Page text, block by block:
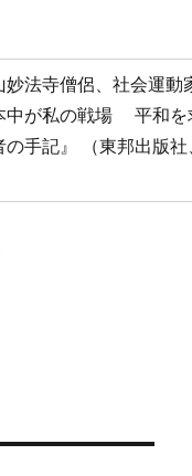
妙法寺僧侶、社会運動
中が私の戦場 平和を
の手記』 （東邦出版